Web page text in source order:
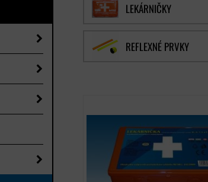
LEKÁRNIČKY
REFLEXNÉ PRVKY